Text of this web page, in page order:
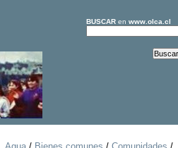
BUSCARen www.olca.cl